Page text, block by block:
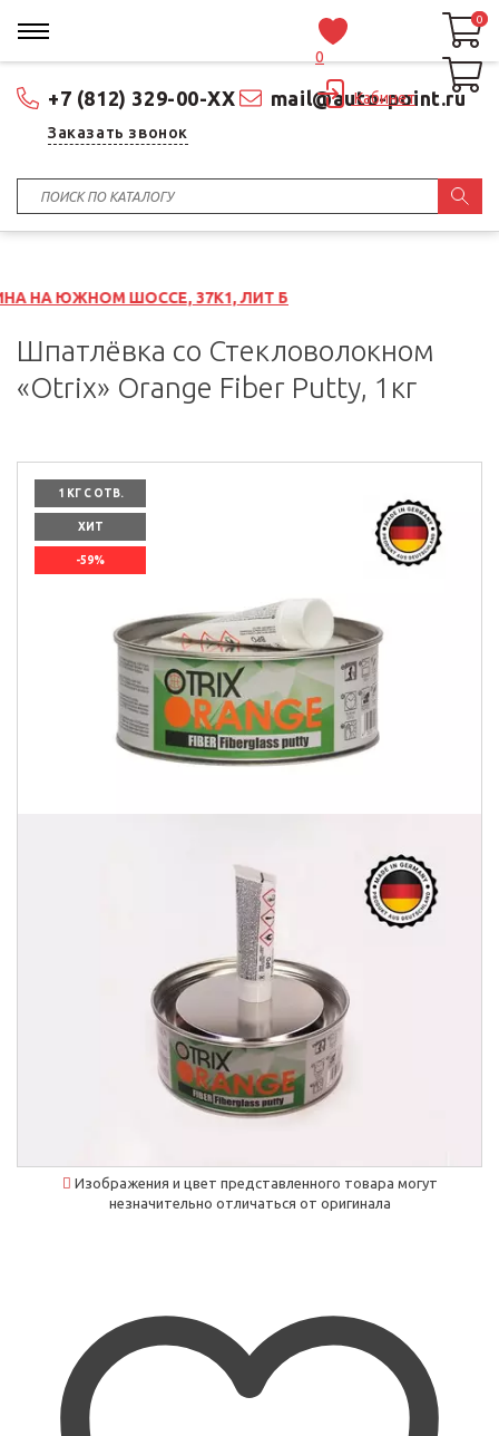
+7 (812) 329-00-XX mail@auto-point.ru
Заказать звонок
0
Кабинет
0
0
ШОССЕ, 37К1, ЛИТ Б
Шпатлёвка со Стекловолокном
«Otrix» Orange Fiber Putty, 1кг
1 КГ С ОТВ.
ХИТ
-59%
Изображения и цвет представленного товара могут
незначительно отличаться от оригинала